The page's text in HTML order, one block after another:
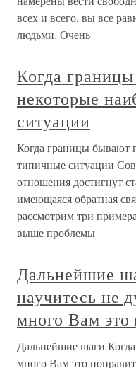
всех и всего, вы все
людьми. Очень
Когда
некоторые
ситуации
Когда границы бывают
типичные ситуации
отношения достигнут
имеющаяся обратная
рассмотрим три
выше проблемы
Дальнейшие
научитесь не
много Вам это
Дальнейшие шаги Когда
много Вам это